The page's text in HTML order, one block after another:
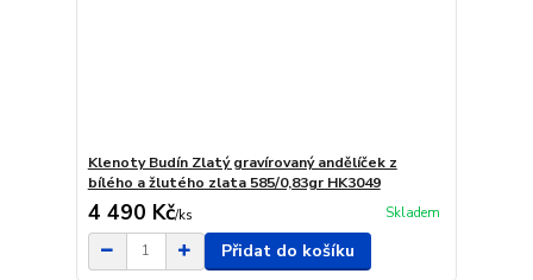
Klenoty Budín Zlatý gravírovaný andělíček z
bílého a žlutého zlata 585/0,83gr HK3049
4 490 Kč/ks Skladem
Přidat do košíku